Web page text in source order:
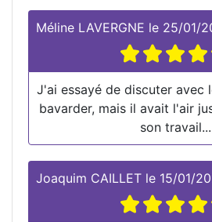
Méline LAVERGNE le 25/01/
J'ai essayé de discuter avec
bavarder, mais il avait l'air
son travail...
Joaquim CAILLET le 15/01/